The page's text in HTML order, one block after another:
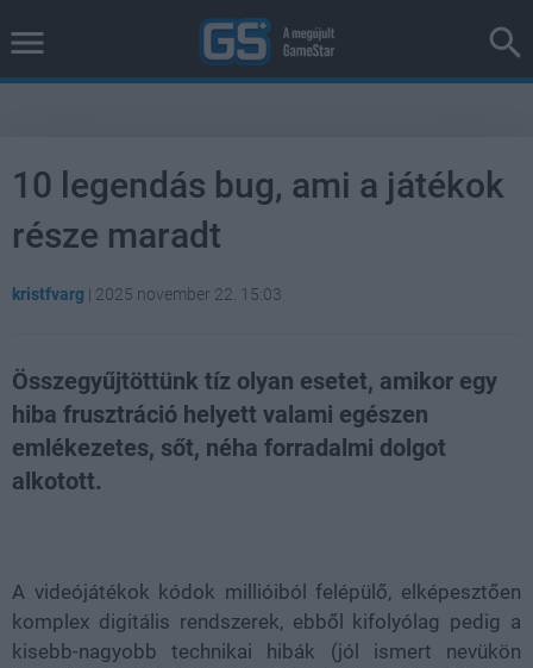
10 legendás bug, ami a játékok
része maradt
kristfvarg | 2025 november 22. 15:03
Összegyűjtöttünk tíz olyan esetet, amikor egy
hiba frusztráció helyett valami egészen
emlékezetes, sőt, néha forradalmi dolgot
alkotott.
A videójátékok kódok millióiból felépülő, elképesztően
komplex digitális rendszerek, ebből kifolyólag pedig a
kisebb-nagyobb technikai hibák (jól ismert nevükön